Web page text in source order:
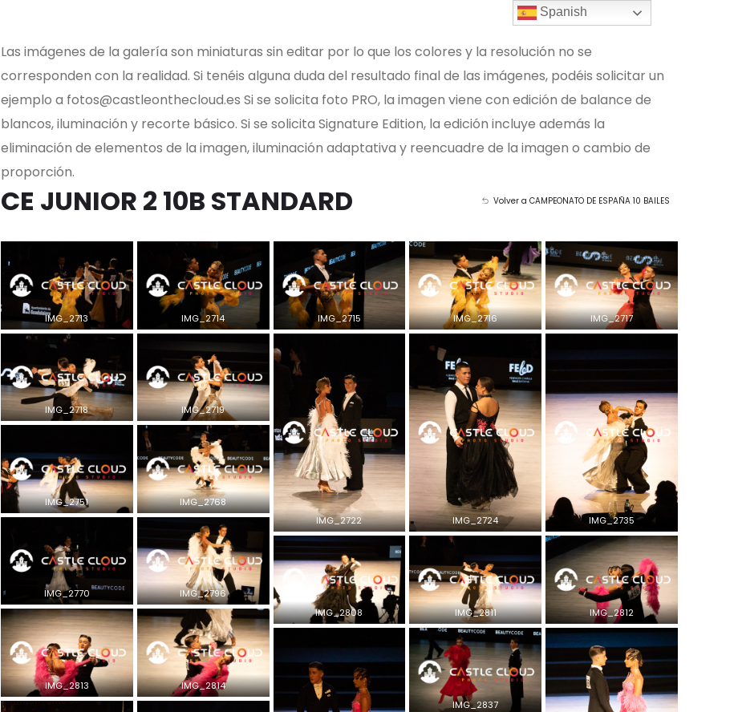
Las imágenes de la galería son miniaturas sin editar por lo que los colores y la resolución no se
corresponden con la realidad. Si tenéis alguna duda del resultado final de las imágenes, podéis solicitar un
ejemplo a fotos@castleonthecloud.es Si se solicita foto PRO, la imagen viene con edición de balance de
blancos, iluminación y recorte básico. Si se solicita Signature Edition, la edición incluye además la
eliminación de elementos de la imagen, iluminación adaptativa y reencuadre de la imagen o cambio de
proporción.
CE JUNIOR 2 10B STANDARD Volver a CAMPEONATO DE ESPAÑA 10 BAILES
IMG_2713 IMG_2714 IMG_2715 IMG_2716 IMG_2717
IMG_2718 IMG_2719
IMG_2722 IMG_2724 IMG_2735
IMG_2751 IMG_2768
IMG_2770
IMG_2796
IMG_2808
IMG_2811 IMG_2812
IMG_2813 IMG_2814
IMG_2837
Spanish